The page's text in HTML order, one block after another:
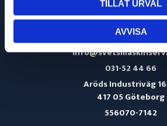
TILLÅT URVAL
AVVISA
031-52 44 66
Aröds Industriväg
417 05 Göteborg
556070-7142